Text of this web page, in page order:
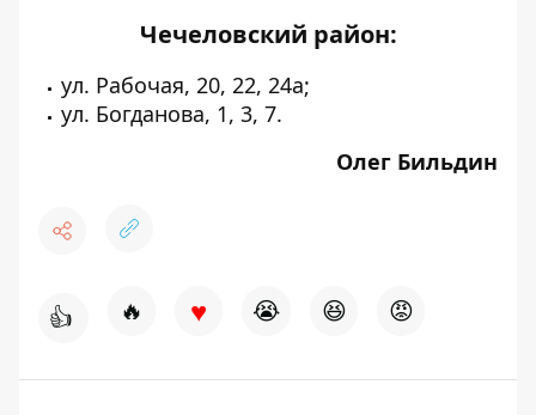
Чечеловский район:
ул. Рабочая, 20, 22, 24а;
ул. Богданова, 1, 3, 7.
Олег Бильдин
👍 🔥 ♥ 😭 😆 😡